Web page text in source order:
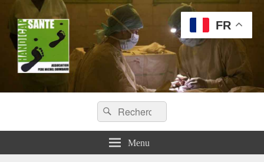
Handicap Santé
Missions chirurgicales orthopédiques au Tchad
Recherche :
Rechercher
Menu
FR